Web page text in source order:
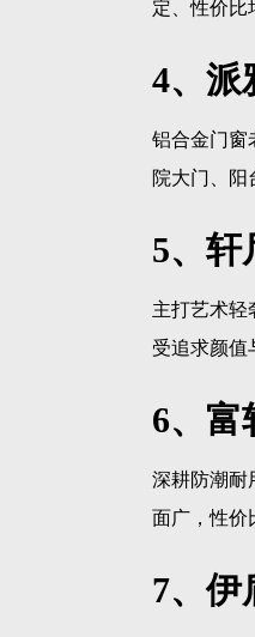
定、性价比
4、派
铝合金门窗
院大门、
5、轩
主打艺术轻
受追求颜值
6、富
深耕防潮耐
面广，性价
7、伊